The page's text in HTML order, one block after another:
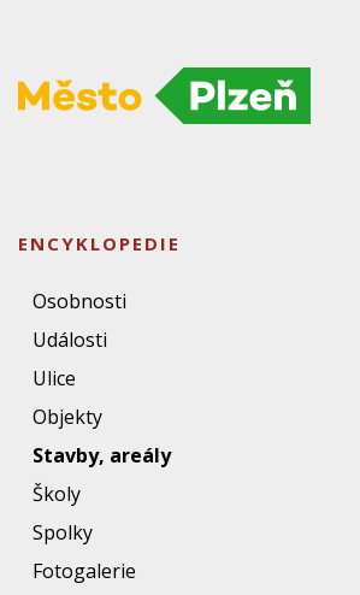
ENCYKLOPEDIE
Osobnosti
Události
Ulice
Objekty
Stavby, areály
Školy
Spolky
Fotogalerie